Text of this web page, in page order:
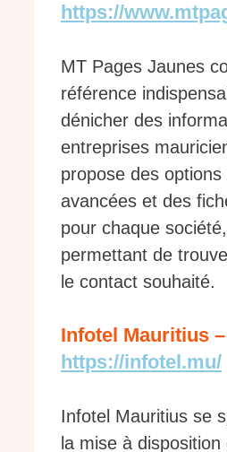
https://
MT Pages Jaunes
référence
dénicher des
entreprises
propose des
avancées et des
pour chaque
permettant de
le contact souhaité.
Infotel Mauritius –
https://infotel.mu/
Infotel Mauritius se
la mise à